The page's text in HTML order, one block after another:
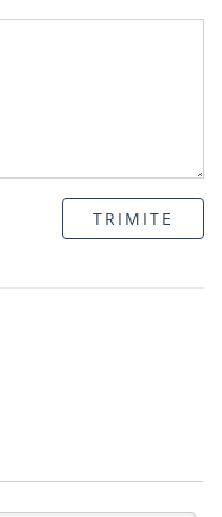
TRIMITE